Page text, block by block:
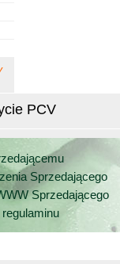
PCV
Sprzedającego
Sprzedającego
regulaminu